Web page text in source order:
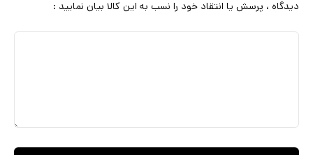
می‌توانید از فروشگاه پخش پارسه با ارسال به تمام نقاط ایران تهیه کنید.
دیدگاه ، پرسش یا انتقاد خود را نسب به این کالا بیان نمایید :